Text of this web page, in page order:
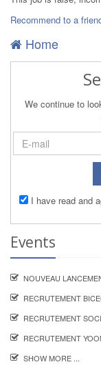
Recommend to a
Home
We continue to
I have read and
Events
NOUVEAU
RECRUTEMENT
RECRUTEMENT
RECRUTEMENT
SHOW MORE ...